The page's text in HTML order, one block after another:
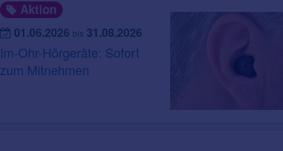
Aktion
01.06.2026 bis 31.08.2026
Im-Ohr-Hörgeräte: Sofort
zum Mitnehmen